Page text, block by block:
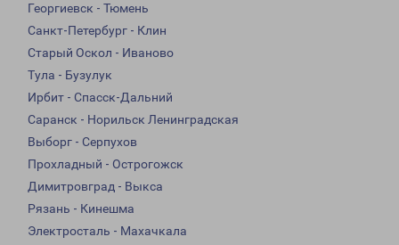
Георгиевск - Тюмень
Санкт-Петербург - Клин
Старый Оскол - Иваново
Тула - Бузулук
Ирбит - Спасск-Дальний
Саранск - Норильск Ленинградская
Выборг - Серпухов
Прохладный - Острогожск
Димитровград - Выкса
Рязань - Кинешма
Электросталь - Махачкала